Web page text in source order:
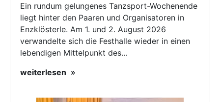
Ein rundum gelungenes Tanzsport-Wochenende
liegt hinter den Paaren und Organisatoren in
Enzklösterle. Am 1. und 2. August 2026
verwandelte sich die Festhalle wieder in einen
lebendigen Mittelpunkt des…
weiterlesen